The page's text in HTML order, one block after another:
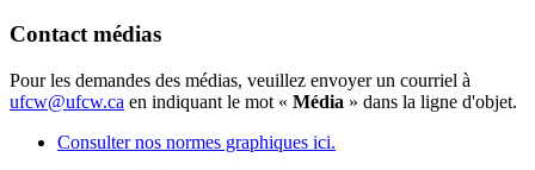
Contact médias
Pour les demandes des médias, veuillez envoyer un courriel à
ufcw@ufcw.ca en indiquant le mot « Média » dans la ligne d'objet.
Consulter nos normes graphiques ici.